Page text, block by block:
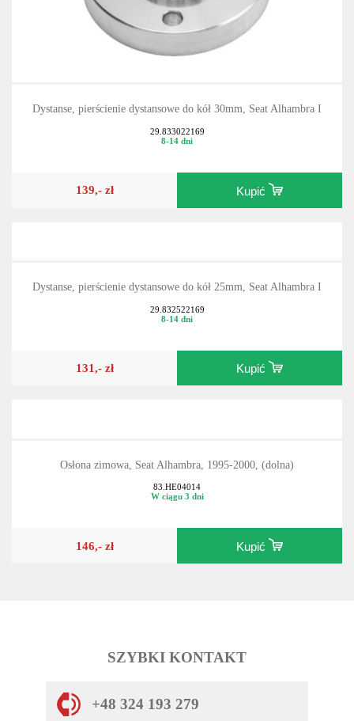
Dystanse, pierścienie dystansowe do kół 30mm, Seat Alhambra I
29.833022169
8-14 dni
139,- zł Kupić
Dystanse, pierścienie dystansowe do kół 25mm, Seat Alhambra I
29.832522169
8-14 dni
131,- zł Kupić
Osłona zimowa, Seat Alhambra, 1995-2000, (dolna)
83.HE04014
W ciągu 3 dni
146,- zł Kupić
SZYBKI KONTAKT
+48 324 193 279